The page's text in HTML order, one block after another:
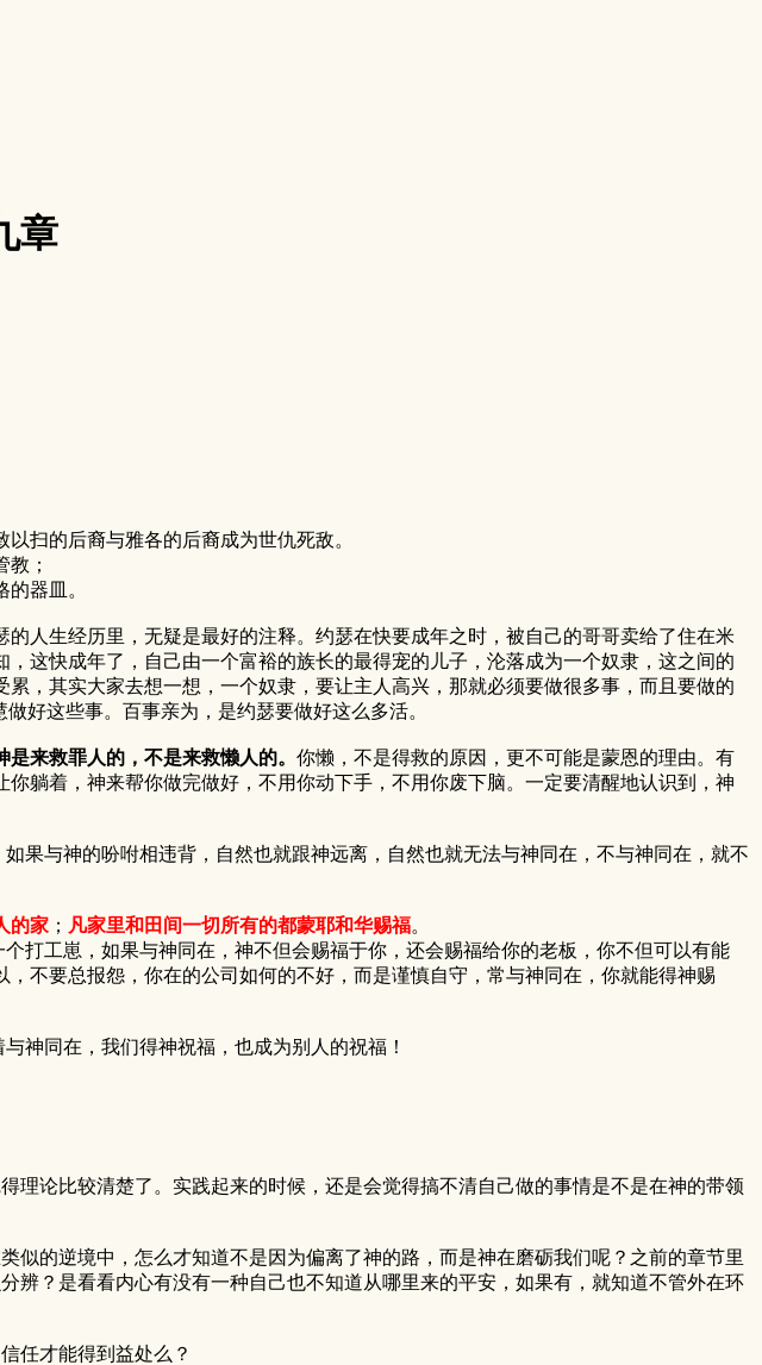
章
扫的后裔与雅各的后裔成为世仇死敌。
；
器皿。
生经历里，无疑是最好的注释。约瑟在快要成年之时，被自己的哥哥卖给了住在米
这快成年了，自己由一个富裕的族长的最得宠的儿子，沦落成为一个奴隶，这之间的
，其实大家去想一想，一个奴隶，要让主人高兴，那就必须要做很多事，而且要做的
好这些事。百事亲为，是约瑟要做好这么多活。
是来救罪人的，不是来救懒人的。 你懒，不是得救的原因，更不可能是蒙恩的理由。有
躺着，神来帮你做完做好，不用你动下手，不用你废下脑。一定要清醒地认识到，神
与神的吩咐相违背，自然也就跟神远离，自然也就无法与神同在，不与神同在，就不
的家 ； 凡家里和田间一切所有的都蒙耶和华赐福。
工崽，如果与神同在，神不但会赐福于你，还会赐福给你的老板，你不但可以有能
不要总报怨，你在的公司如何的不好，而是谨慎自守，常与神同在，你就能得神赐
同在，我们得神祝福，也成为别人的祝福！
论比较清楚了。实践起来的时候，还是会觉得搞不清自己做的事情是不是在神的带领
的逆境中，怎么才知道不是因为偏离了神的路，而是神在磨砺我们呢？之前的章节里
？是看看内心有没有一种自己也不知道从哪里来的平安，如果有，就知道不管外在环
任才能得到益处么？